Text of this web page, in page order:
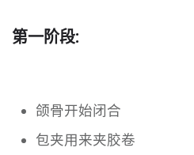
第一阶段:
颌骨开始闭合
包夹用来夹胶卷